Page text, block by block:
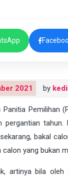
2021 by
Pemilihan
pergantian
bakal
yang bukan
artinya bila